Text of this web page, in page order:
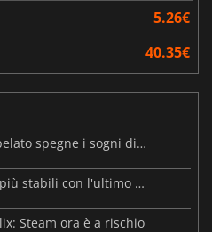
5.26€
40.35€
Steam Frame: il prezzo trapelato spegne i sogni di un VR economico
Palworld: Sunreach e boss più stabili con l'ultimo update
Steam ora è a rischio